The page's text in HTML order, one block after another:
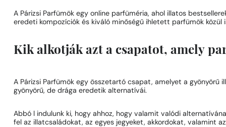
A Párizsi Parfümök egy online parfüméria, ahol illatos
eredeti kompozíciók és kiváló minőségű ihletett parfümök
Kik alkotják azt a csapatot, amely
A Párizsi Parfümök egy összetartó csapat, amelyet a gyönyörű
gyönyörű, de drága eredetik alternatívái.
Abbó l indulunk ki, hogy ahhoz, hogy valamit valódi
fel az illatcsaládokat, az egyes jegyeket, akkordokat, valamint